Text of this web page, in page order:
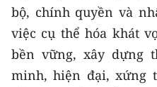
Media Chính trị
Media Kinh tế
Media Văn hóa
bộ, chính quyền và
việc cụ thể hóa khát
bền vững, xây dựng
minh, hiện đại, xứng